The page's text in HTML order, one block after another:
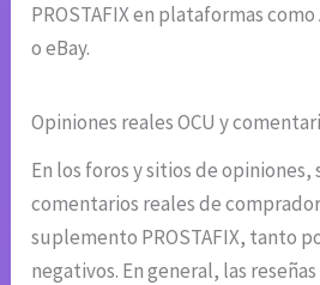
PROSTAFIX en plataformas
o eBay.
Opiniones reales OCU y
En los foros y sitios de
comentarios reales de
suplemento PROSTAFIX, tanto
negativos. En general, las